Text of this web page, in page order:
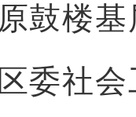
鼓楼
委社